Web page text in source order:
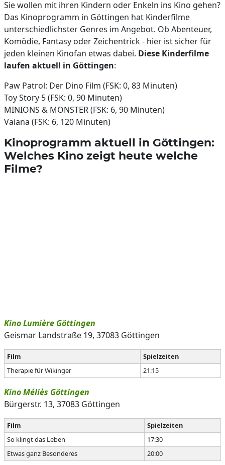
Sie wollen mit ihren Kindern oder Enkeln ins Kino gehen?
Das Kinoprogramm in Göttingen hat Kinderfilme
unterschiedlichster Genres im Angebot. Ob Abenteuer,
Komödie, Fantasy oder Zeichentrick - hier ist sicher für
jeden kleinen Kinofan etwas dabei. Diese Kinderfilme
laufen aktuell in Göttingen:
Paw Patrol: Der Dino Film (FSK: 0, 83 Minuten)
Toy Story 5 (FSK: 0, 90 Minuten)
MINIONS & MONSTER (FSK: 6, 90 Minuten)
Vaiana (FSK: 6, 120 Minuten)
Kinoprogramm aktuell in Göttingen:
Welches Kino zeigt heute welche
Filme?
Kino Lumière Göttingen
Geismar Landstraße 19, 37083 Göttingen
Film
Spielzeiten
Therapie für Wikinger
21:15
Kino Méliès Göttingen
Bürgerstr. 13, 37083 Göttingen
Film
Spielzeiten
So klingt das Leben
17:30
Etwas ganz Besonderes
20:00